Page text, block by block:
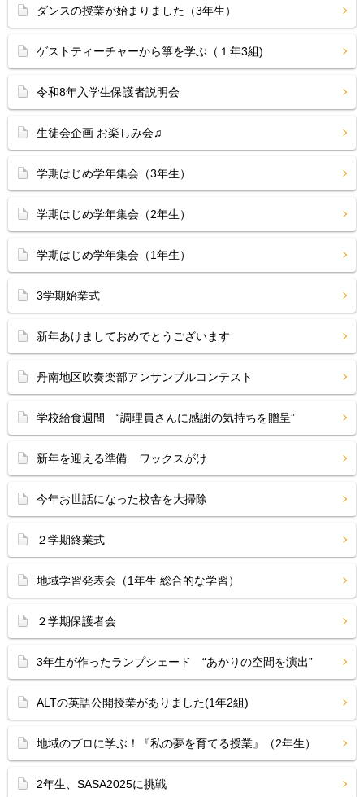
ダンスの授業が始まりました（3年生）
ゲストティーチャーから箏を学ぶ（１年3組)
令和8年入学生保護者説明会
生徒会企画 お楽しみ会♫
学期はじめ学年集会（3年生）
学期はじめ学年集会（2年生）
学期はじめ学年集会（1年生）
3学期始業式
新年あけましておめでとうございます
丹南地区吹奏楽部アンサンブルコンテスト
学校給食週間 “調理員さんに感謝の気持ちを贈呈”
新年を迎える準備 ワックスがけ
今年お世話になった校舎を大掃除
２学期終業式
地域学習発表会（1年生 総合的な学習）
２学期保護者会
3年生が作ったランプシェード “あかりの空間を演出”
ALTの英語公開授業がありました(1年2組)
地域のプロに学ぶ！『私の夢を育てる授業』（2年生）
2年生、SASA2025に挑戦